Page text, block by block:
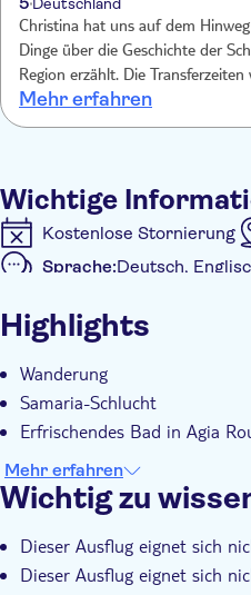
Christina hat uns auf dem
Dinge über die Geschichte der
Region erzählt. Die
war zu meiner Zufriedenheit. Ich muss allerdings sagen, dass man
hier keinen Tour mit Guide im
haben will ist hier absolut fehl am
Mehr erfahren
Wichtige
Kostenlose Stornierung
Sprache:Deutsch,
Eintritte inbegriffen
Abholservice vom Hotel
Highlights
Wanderung
Samaria-Schlucht
Erfrischendes Bad in Agia
Mehr erfahren
Wichtig zu
Dieser Ausflug eignet sich
Dieser Ausflug eignet sich